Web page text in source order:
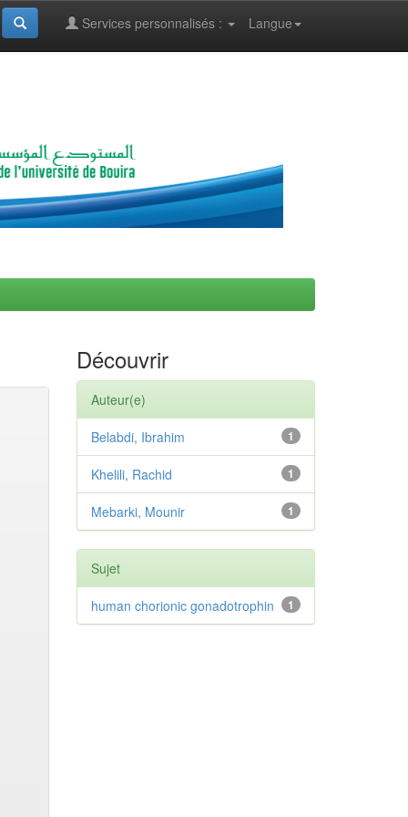
Langue
Services personnalisés :
Découvrir
Auteur(e)
1
Belabdi, Ibrahim
1
Khelili, Rachid
1
Mebarki, Mounir
Sujet
1
human chorionic gonadotrophin